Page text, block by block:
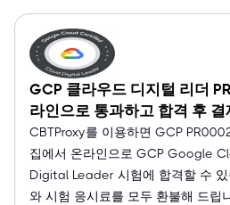
GCP 클라우드 디지털 리더
라인으로 통과하고 합격 후
CBTProxy를 이용하면 GCP
집에서 온라인으로 GCP Google
Digital Leader 시험에 합격할 수 있
와 시험 응시료를 모두 환불해 드립